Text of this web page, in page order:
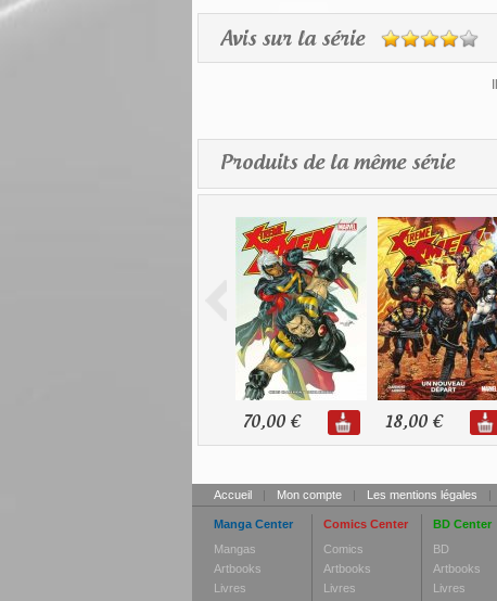
Avis sur la série
Produits de la même série
70,00 € 18,00 €
Accueil | Mon compte | Les mentions légales |
Manga Center
Mangas
Artbooks
Livres
Comics Center
Comics
Artbooks
Livres
BD Center
BD
Artbooks
Livres